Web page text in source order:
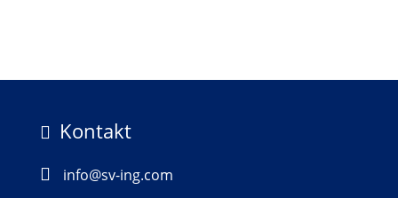
 Kontakt

info@sv-ing.com